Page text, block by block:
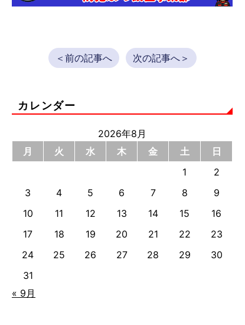
＜前の記事へ 次の記事へ＞
カレンダー
2026年8月
月
火 水 木 金 土
日
1
2
3
4 5 6 7 8
9
10
11 12 13 14 15
16
17
18 19 20 21 22
23
24
25 26 27 28 29
30
31
« 9月